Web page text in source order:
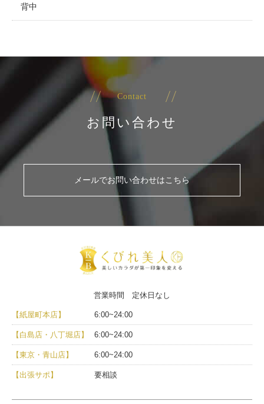
背中
Contact
お問い合わせ
メールでお問い合わせはこちら
営業時間 定休日なし
【紙屋町本店】 6:00~24:00
【白島店・八丁堀店】 6:00~24:00
【東京・青山店】 6:00~24:00
【出張サポ】 要相談